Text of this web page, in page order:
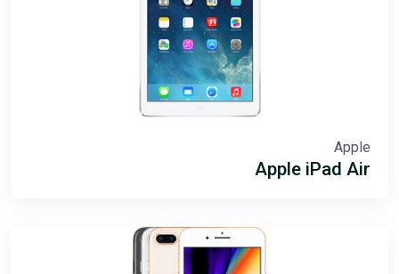
Apple
Apple iPad Air